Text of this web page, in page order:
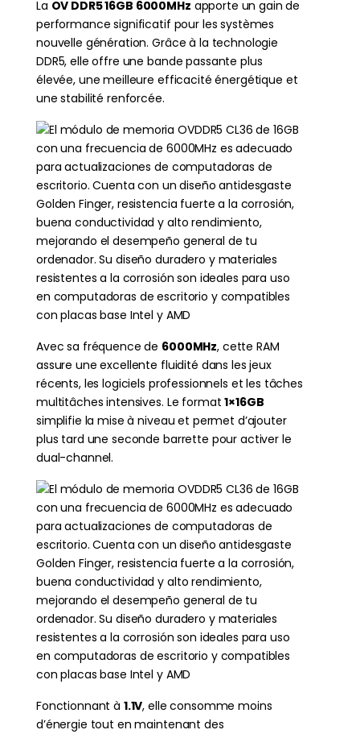
La OV DDR5 16GB 6000MHz apporte un gain de
performance significatif pour les systèmes
nouvelle génération. Grâce à la technologie
DDR5, elle offre une bande passante plus
élevée, une meilleure efficacité énergétique et
une stabilité renforcée.
Avec sa fréquence de 6000MHz, cette RAM
assure une excellente fluidité dans les jeux
récents, les logiciels professionnels et les tâches
multitâches intensives. Le format1×16GB
simplifie la mise à niveau et permet d’ajouter
plus tard une seconde barrette pour activer le
dual-channel.
Fonctionnant à 1.1V, elle consomme moins
d’énergie tout en maintenant des